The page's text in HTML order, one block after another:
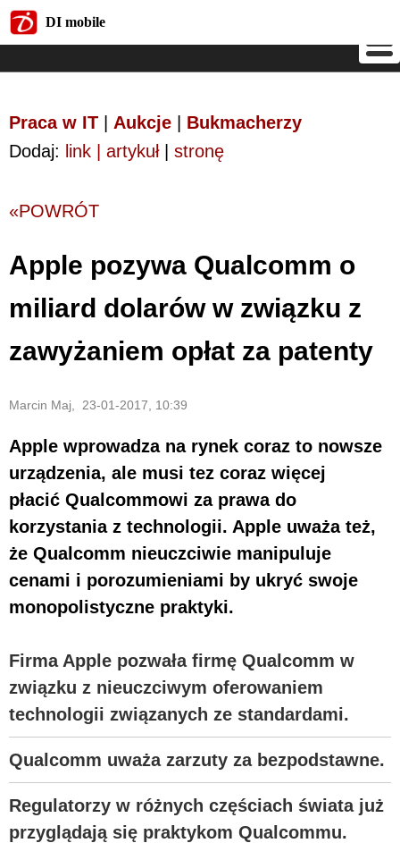
DI mobile
Praca w IT Aukcje
Bukmacherzy
Dodaj: link | artykuł| stronę
«POWRÓT
Apple pozywa Qualcomm o
miliard dolarów w związku z
zawyżaniem opłat za patenty
Marcin Maj, 23-01-2017, 10:39
Apple wprowadza na rynek coraz to nowsze
urządzenia, ale musi tez coraz więcej
płacić Qualcommowi za prawa do
korzystania z technologii. Apple uważa też,
że Qualcomm nieuczciwie manipuluje
cenami i porozumieniami by ukryć swoje
monopolistyczne praktyki.
Firma Apple pozwała firmę Qualcomm w
związku z nieuczciwym oferowaniem
technologii związanych ze standardami.
Qualcomm uważa zarzuty za bezpodstawne.
Regulatorzy w różnych częściach świata już
przyglądają się praktykom Qualcommu.
DI mobile